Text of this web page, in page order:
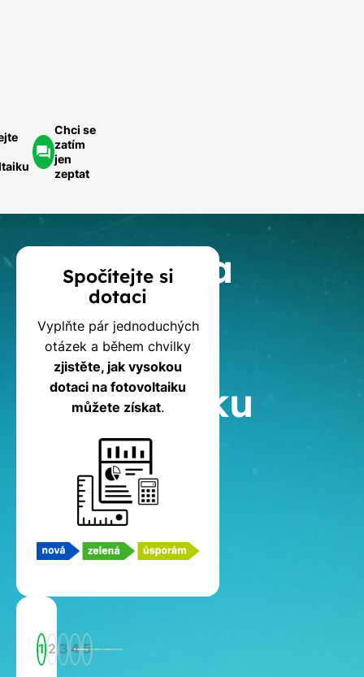
Chci se
zatím
jen
zeptat
Kalkulačka
dotací
na
fotovoltaiku
Spočítejte si
dotaci
Vyplňte pár jednoduchých
otázek a během chvilky
zjistěte, jak vysokou
dotaci na fotovoltaiku
můžete získat.
1 2 3 4 5